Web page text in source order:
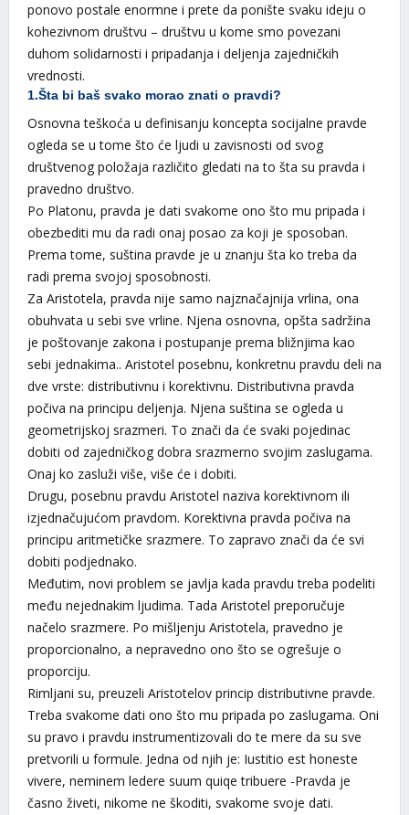
ponovo postale enormne i prete da ponište svaku ideju o
kohezivnom društvu – društvu u kome smo povezani
duhom solidarnosti i pripadanja i deljenja zajedničkih
vrednosti.
1.Šta bi baš svako morao znati o pravdi?
Osnovna teškoća u definisanju koncepta socijalne pravde
ogleda se u tome što će ljudi u zavisnosti od svog
društvenog položaja različito gledati na to šta su pravda i
pravedno društvo.
Po Platonu, pravda je dati svakome ono što mu pripada i
obezbediti mu da radi onaj posao za koji je sposoban.
Prema tome, suština pravde je u znanju šta ko treba da
radi prema svojoj sposobnosti.
Za Aristotela, pravda nije samo najznačajnija vrlina, ona
obuhvata u sebi sve vrline. Njena osnovna, opšta sadržina
je poštovanje zakona i postupanje prema bližnjima kao
sebi jednakima.. Aristotel posebnu, konkretnu pravdu deli na
dve vrste: distributivnu i korektivnu. Distributivna pravda
počiva na principu deljenja. Njena suština se ogleda u
geometrijskoj srazmeri. To znači da će svaki pojedinac
dobiti od zajedničkog dobra srazmerno svojim zaslugama.
Onaj ko zasluži više, više će i dobiti.
Drugu, posebnu pravdu Aristotel naziva korektivnom ili
izjednačujućom pravdom. Korektivna pravda počiva na
principu aritmetičke srazmere. To zapravo znači da će svi
dobiti podjednako.
Međutim, novi problem se javlja kada pravdu treba podeliti
među nejednakim ljudima. Tada Aristotel preporučuje
načelo srazmere. Po mišljenju Aristotela, pravedno je
proporcionalno, a nepravedno ono što se ogrešuje o
proporciju.
Rimljani su, preuzeli Aristotelov princip distributivne pravde.
Treba svakome dati ono što mu pripada po zaslugama. Oni
su pravo i pravdu instrumentizovali do te mere da su sve
pretvorili u formule. Jedna od njih je: Iustitio est honeste
vivere, neminem ledere suum quiqe tribuere -Pravda je
časno živeti, nikome ne škoditi, svakome svoje dati.